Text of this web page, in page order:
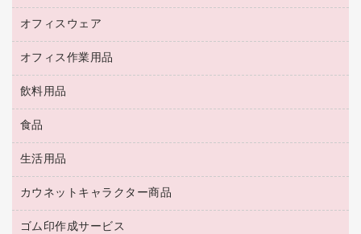
ＵＳＢハブ／ＵＳＢアクセサリー
ＯＡフィルター
ＯＡクリーナー／エアダスター
ＨＤＤ／ＳＳＤ
ディスプレイモニター
ロッカー・下駄箱
その他収納
オフィスアクセサリー
オフィスウェア
医療・介護・ワーキングウェア
ブラウス・シャツ
アウター
オフィス作業用品
養生用品
防災用備蓄食品・飲料
台車・脚立
倉庫収納用品
飲料用品
緑茶飲料
茶葉・インスタント
紅茶・バラエティ飲料
レギュラーコーヒー
ミルク・シュガー
食品
食品
生活用品
浴室用品
台所用洗剤
カウネットキャラクター商品
カウネットキャラクター商品
ゴム印作成サービス